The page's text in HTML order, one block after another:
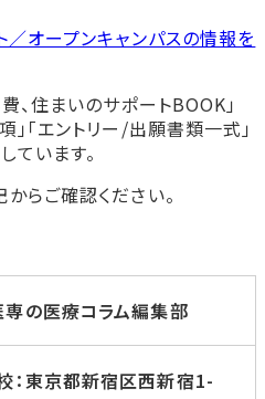
／オープンキャンパスの情報を
、住まいのサポートBOOK」
」「エントリー/出願書類一式」
います。
らご確認ください。
専の医療コラム編集部
：東京都新宿区西新宿1-